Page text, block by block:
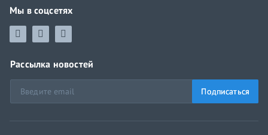
Мы в соцсетях
Рассылка новостей
Подписаться